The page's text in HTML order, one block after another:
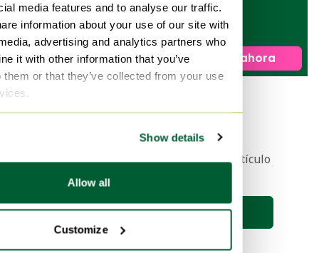
media features and to analyse our traffic.
information about your use of our site with
advertising and analytics partners who
it with other information that you’ve
them or that they’ve collected from your use
Show details
Allow all
Customize
Reposapiés de cuero
estilo puf vintage
de los años 70,
modelo
&quot;Sapporo&quot;,
diseño de Mobil
Vendido por 350 € Vender ahora
1
Recibe una notificación cuando el artículo
de tus sueños esté en línea 🔎
Guardar búsqueda